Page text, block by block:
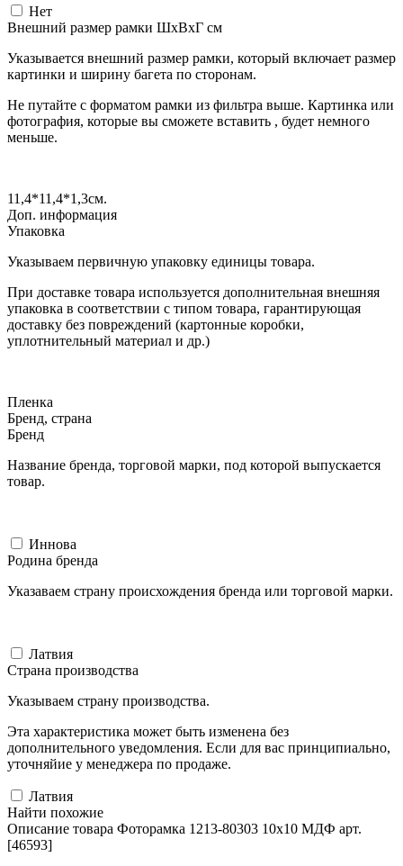
Нет
Внешний размер рамки ШxВxГ см
Указывается внешний размер рамки, который включает размер
картинки и ширину багета по сторонам.
Не путайте с форматом рамки из фильтра выше. Картинка или
фотография, которые вы сможете вставить , будет немного
меньше.
11,4*11,4*1,3см.
Доп. информация
Упаковка
Указываем первичную упаковку единицы товара.
При доставке товара используется дополнительная внешняя
упаковка в соответствии с типом товара, гарантирующая
доставку без повреждений (картонные коробки,
уплотнительный материал и др.)
Пленка
Бренд, страна
Бренд
Название бренда, торговой марки, под которой выпускается
товар.
Иннова
Родина бренда
Указаваем страну происхождения бренда или торговой марки.
Латвия
Страна производства
Указываем страну производства.
Эта характеристика может быть изменена без
дополнительного уведомления. Если для вас принципиально,
уточняйие у менеджера по продаже.
Латвия
Найти похожие
Описание товара Фоторамка 1213-80303 10x10 МДФ арт.
[46593]